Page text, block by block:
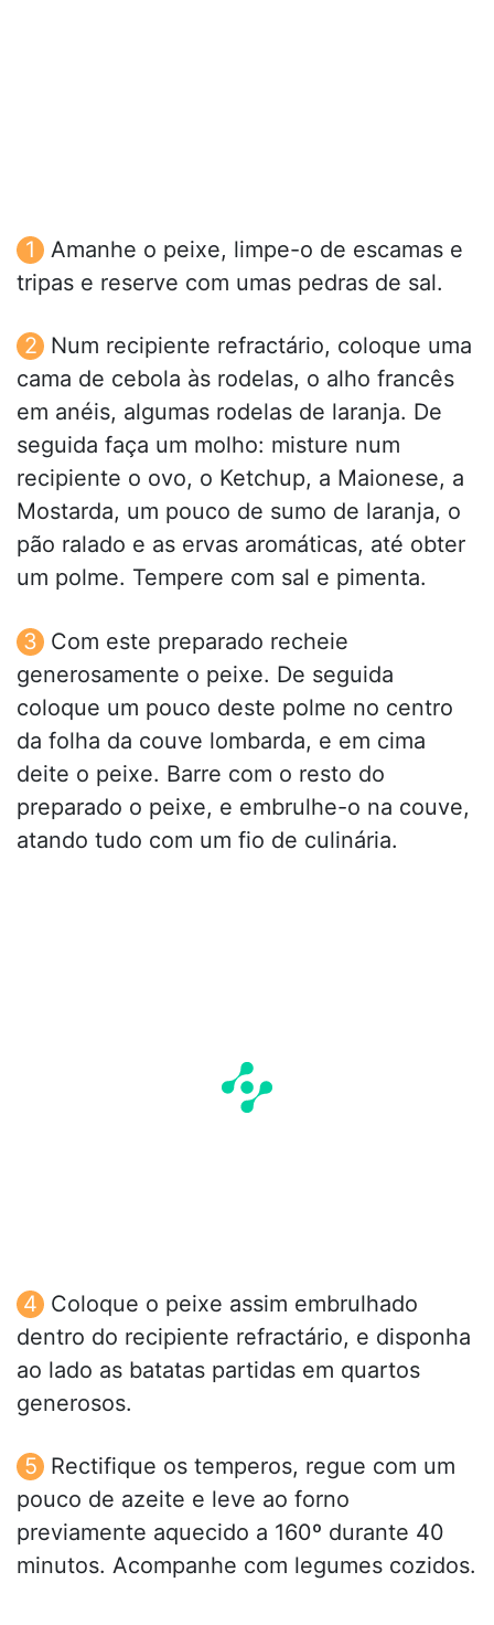
Amanhe o peixe, limpe-o de escamas e
tripas e reserve com umas pedras de sal.
Num recipiente refractário, coloque uma
cama de cebola às rodelas, o alho francês
em anéis, algumas rodelas de laranja. De
seguida faça um molho: misture num
recipiente o ovo, o Ketchup, a Maionese, a
Mostarda, um pouco de sumo de laranja, o
pão ralado e as ervas aromáticas, até obter
um polme. Tempere com sal e pimenta.
Com este preparado recheie
generosamente o peixe. De seguida
coloque um pouco deste polme no centro
da folha da couve lombarda, e em cima
deite o peixe. Barre com o resto do
preparado o peixe, e embrulhe-o na couve,
atando tudo com um fio de culinária.
Coloque o peixe assim embrulhado
dentro do recipiente refractário, e disponha
ao lado as batatas partidas em quartos
generosos.
Rectifique os temperos, regue com um
pouco de azeite e leve ao forno
previamente aquecido a 160º durante 40
minutos. Acompanhe com legumes cozidos.